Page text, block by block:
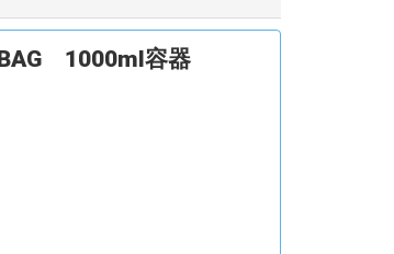
1000ml容器